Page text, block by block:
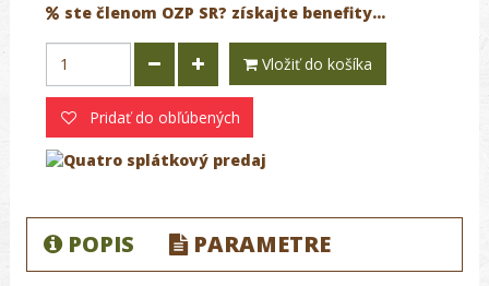
ste členom OZP SR? získajte benefity...
Vložiť do košíka
Pridať do obľúbených
POPIS PARAMETRE